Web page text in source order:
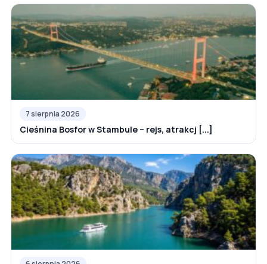
7 sierpnia 2026
Cieśnina Bosfor w Stambule – rejs, atrakcj [...]